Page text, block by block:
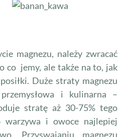
magnezu, należy zwracać
co jemy, ale także na to, jak
Duże straty magnezu
i kulinarna –
stratę aż 30-75% tego
warzywa i owoce najlepiej
Przyswajaniu magnezu